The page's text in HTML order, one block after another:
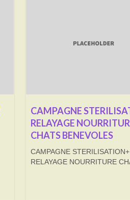
CAMPAGNE
RELAYAGE
CHATS BENEVOLES
CAMPAGNE STERILISATION+
RELAYAGE NOURRITURE